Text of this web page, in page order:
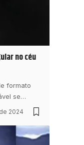
no céu
formato
se…
2024